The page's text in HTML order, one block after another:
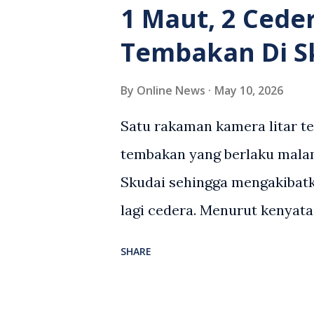
wanita terbabit sebelum
pihak. Video berkenaan kini
pelbagai reaksi orang ramai.
1 Maut, 2
Tembakan Di
By Online News May 10, 2026
Satu rakaman kamera litar
tembakan yang berlaku
Skudai sehingga
lagi cedera. Menurut
SHARE